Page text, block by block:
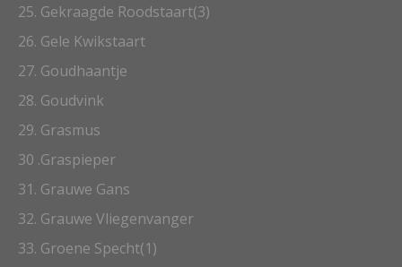
25. Gekraagde Roodstaart(3)
26. Gele Kwikstaart
27. Goudhaantje
28. Goudvink
29. Grasmus
30 .Graspieper
31. Grauwe Gans
32. Grauwe Vliegenvanger
33. Groene Specht(1)